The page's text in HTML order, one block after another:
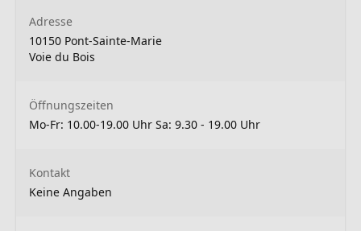
Adresse
10150 Pont-Sainte-Marie
Voie du Bois
Öffnungszeiten
Mo-Fr: 10.00-19.00 Uhr Sa: 9.30 - 19.00 Uhr
Kontakt
Keine Angaben